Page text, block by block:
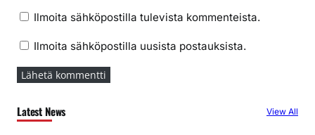
Ilmoita sähköpostilla tulevista kommenteista.
Ilmoita sähköpostilla uusista postauksista.
Latest News View All